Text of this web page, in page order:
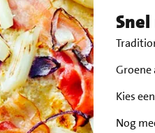
Groene
Kies
Nog